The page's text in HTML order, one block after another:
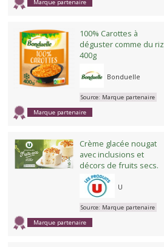
Marque partenaire
100% Carottes à
déguster comme du riz
400g
Bonduelle
Marque partenaire
Source: Marque partenaire
Crème glacée nougat
avec inclusions et
décors de fruits secs.
U
Marque partenaire
Source: Marque partenaire